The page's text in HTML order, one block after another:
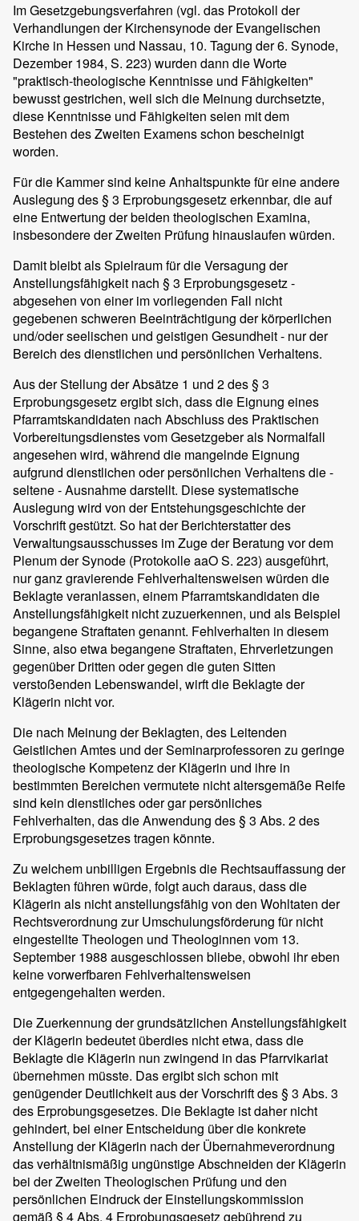
Im Gesetzgebungsverfahren (vgl. das Protokoll der
Verhandlungen der Kirchensynode der Evangelischen
Kirche in Hessen und Nassau, 10. Tagung der 6. Synode,
Dezember 1984, S. 223) wurden dann die Worte
"praktisch-theologische Kenntnisse und Fähigkeiten"
bewusst gestrichen, weil sich die Meinung durchsetzte,
diese Kenntnisse und Fähigkeiten seien mit dem
Bestehen des Zweiten Examens schon bescheinigt
worden.
Für die Kammer sind keine Anhaltspunkte für eine andere
Auslegung des § 3 Erprobungsgesetz erkennbar, die auf
eine Entwertung der beiden theologischen Examina,
insbesondere der Zweiten Prüfung hinauslaufen würden.
Damit bleibt als Spielraum für die Versagung der
Anstellungsfähigkeit nach § 3 Erprobungsgesetz -
abgesehen von einer im vorliegenden Fall nicht
gegebenen schweren Beeinträchtigung der körperlichen
und/oder seelischen und geistigen Gesundheit - nur der
Bereich des dienstlichen und persönlichen Verhaltens.
Aus der Stellung der Absätze 1 und 2 des § 3
Erprobungsgesetz ergibt sich, dass die Eignung eines
Pfarramtskandidaten nach Abschluss des Praktischen
Vorbereitungsdienstes vom Gesetzgeber als Normalfall
angesehen wird, während die mangelnde Eignung
aufgrund dienstlichen oder persönlichen Verhaltens die -
seltene - Ausnahme darstellt. Diese systematische
Auslegung wird von der Entstehungsgeschichte der
Vorschrift gestützt. So hat der Berichterstatter des
Verwaltungsausschusses im Zuge der Beratung vor dem
Plenum der Synode (Protokolle aaO S. 223) ausgeführt,
nur ganz gravierende Fehlverhaltensweisen würden die
Beklagte veranlassen, einem Pfarramtskandidaten die
Anstellungsfähigkeit nicht zuzuerkennen, und als Beispiel
begangene Straftaten genannt. Fehlverhalten in diesem
Sinne, also etwa begangene Straftaten, Ehrverletzungen
gegenüber Dritten oder gegen die guten Sitten
verstoßenden Lebenswandel, wirft die Beklagte der
Klägerin nicht vor.
Die nach Meinung der Beklagten, des Leitenden
Geistlichen Amtes und der Seminarprofessoren zu geringe
theologische Kompetenz der Klägerin und ihre in
bestimmten Bereichen vermutete nicht altersgemäße Reife
sind kein dienstliches oder gar persönliches
Fehlverhalten, das die Anwendung des § 3 Abs. 2 des
Erprobungsgesetzes tragen könnte.
Zu welchem unbilligen Ergebnis die Rechtsauffassung der
Beklagten führen würde, folgt auch daraus, dass die
Klägerin als nicht anstellungsfähig von den Wohltaten der
Rechtsverordnung zur Umschulungsförderung für nicht
eingestellte Theologen und Theologinnen vom 13.
September 1988 ausgeschlossen bliebe, obwohl ihr eben
keine vorwerfbaren Fehlverhaltensweisen
entgegengehalten werden.
Die Zuerkennung der grundsätzlichen Anstellungsfähigkeit
der Klägerin bedeutet überdies nicht etwa, dass die
Beklagte die Klägerin nun zwingend in das Pfarrvikariat
übernehmen müsste. Das ergibt sich schon mit
genügender Deutlichkeit aus der Vorschrift des § 3 Abs. 3
des Erprobungsgesetzes. Die Beklagte ist daher nicht
gehindert, bei einer Entscheidung über die konkrete
Anstellung der Klägerin nach der Übernahmeverordnung
das verhältnismäßig ungünstige Abschneiden der Klägerin
bei der Zweiten Theologischen Prüfung und den
persönlichen Eindruck der Einstellungskommission
gemäß § 4 Abs. 4 Erprobungsgesetz gebührend zu